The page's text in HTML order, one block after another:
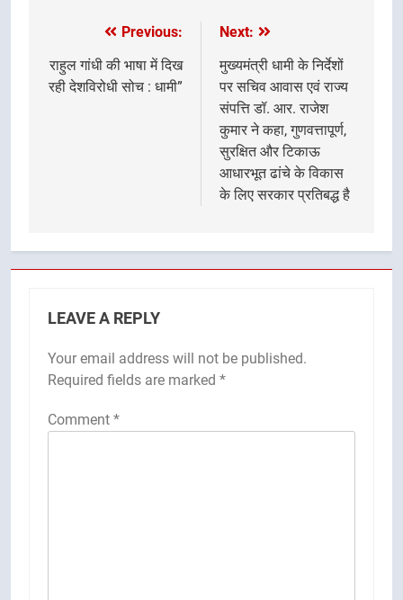
navigation
Previous:
राहुल गांधी की भाषा में दिख
रही देशविरोधी सोच : धामी”
Next:
मुख्यमंत्री धामी के निर्देशों
पर सचिव आवास एवं राज्य
संपत्ति डॉ. आर. राजेश
कुमार ने कहा, गुणवत्तापूर्ण,
सुरक्षित और टिकाऊ
आधारभूत ढांचे के विकास
के लिए सरकार प्रतिबद्ध है
LEAVE A REPLY
Your email address will not be published.
Required fields are marked *
Comment *